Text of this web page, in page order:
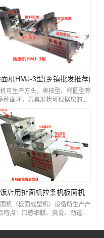
机HMJ-3型(乡镇批发推荐)
可生产方头，栆核型、椭圆型等
种面坯，刀具形状可根据您的...
饭店用扯面机拉条机板面机
机（板面成型机）设备所生产产
特点：口感细腻、爽滑、劲道...